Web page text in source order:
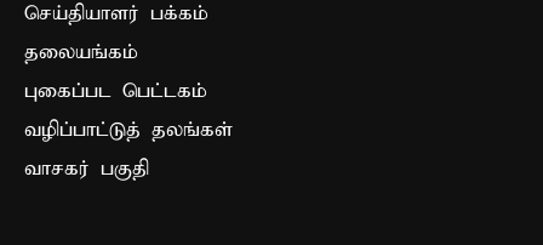
செய்தியாளர் பக்கம்
தலையங்கம்
புகைப்பட பெட்டகம்
வழிப்பாட்டுத் தலங்கள்
வாசகர் பகுதி